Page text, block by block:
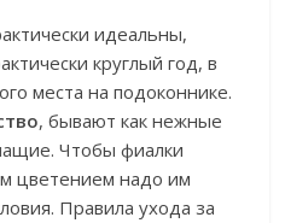
идеальны,
круглый год, в
места на подоконнике.
, бывают как нежные
Чтобы фиалки
цветением надо им
Правила ухода за